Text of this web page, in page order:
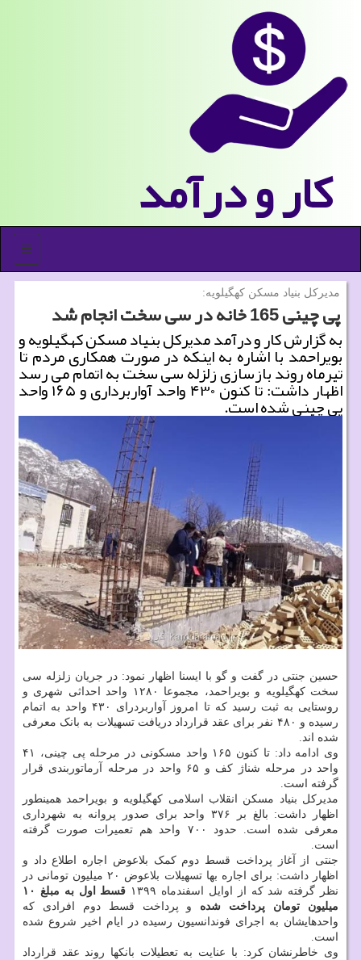
كار و درآمد
منو
مدیركل بنیاد مسكن كهگیلویه:
پی چینی 165 خانه در سی سخت انجام شد
به گزارش کار و درآمد مدیرکل بنیاد مسکن کهگیلویه و
بویراحمد با اشاره به اینکه در صورت همکاری مردم تا
تیرماه روند بازسازی زلزله سی سخت به اتمام می رسد
اظهار داشت: تا کنون ۴۳۰ واحد آواربرداری و ۱۶۵ واحد
پی چینی شده است.
حسین جنتی در گفت و گو با ایسنا اظهار نمود: در جریان زلزله سی
سخت کهگیلویه و بویراحمد، مجموعا ۱۲۸۰ واحد احداثی شهری و
روستایی به ثبت رسید که تا امروز آواربردرای ۴۳۰ واحد به اتمام
رسیده و ۴۸۰ نفر برای عقد قرارداد دریافت تسهیلات به بانک معرفی
شده اند.
وی ادامه داد: تا کنون ۱۶۵ واحد مسکونی در مرحله پی چینی، ۴۱
واحد در مرحله شناژ کف و ۶۵ واحد در مرحله آرماتوربندی قرار
گرفته است.
مدیرکل بنیاد مسکن انقلاب اسلامی کهگیلویه و بویراحمد همینطور
اظهار داشت: بالغ بر ۳۷۶ واحد برای صدور پروانه به شهرداری
معرفی شده است. حدود ۷۰۰ واحد هم تعمیرات صورت گرفته
است.
جنتی از آغاز پرداخت قسط دوم کمک بلاعوض اجاره اطلاع داد و
اظهار داشت: برای اجاره بها تسهیلات بلاعوض ۲۰ میلیون تومانی در
نظر گرفته شد که از اوایل اسفندماه ۱۳۹۹
قسط اول به مبلغ ۱۰
میلیون تومان پرداخت شده و پرداخت قسط دوم افرادی که
واحدهایشان به اجرای فوندانسیون رسیده در ایام اخیر شروع شده
است.
وی خاطرنشان کرد: با عنایت به تعطیلات بانکها روند عقد قرارداد